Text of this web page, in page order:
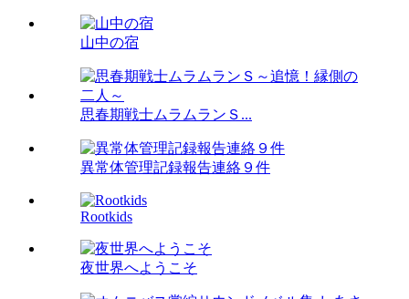
山中の宿
思春期戦士ムラムランＳ...
異常体管理記録報告連絡９件
Rootkids
夜世界へようこそ